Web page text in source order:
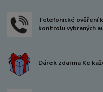
Telefonické ověření
kontrolu vybraných
Dárek zdarma Ke